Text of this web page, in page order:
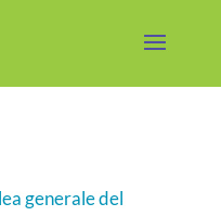
generale del